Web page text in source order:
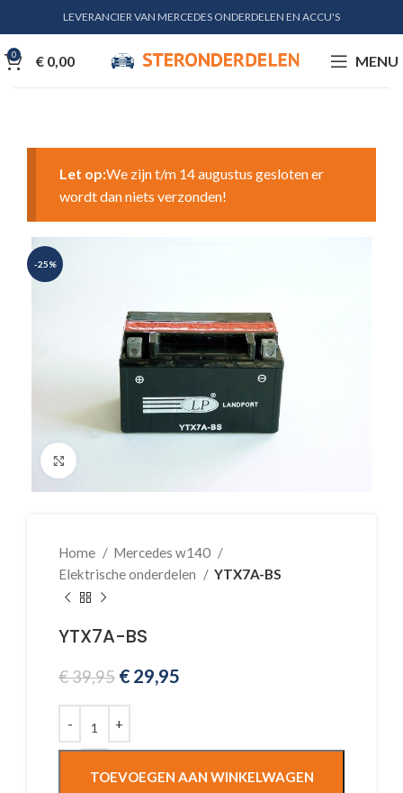
LEVERANCIER VAN MERCEDES ONDERDELEN EN ACCU'S
0 € 0,00 MENU
Let op:We zijn t/m 14 augustus gesloten er
wordt dan niets verzonden!
-25%
Home
Mercedes w140
Elektrische onderdelen
YTX7A-BS
YTX7A-BS
€39,95 € 29,95
TOEVOEGEN AAN WINKELWAGEN